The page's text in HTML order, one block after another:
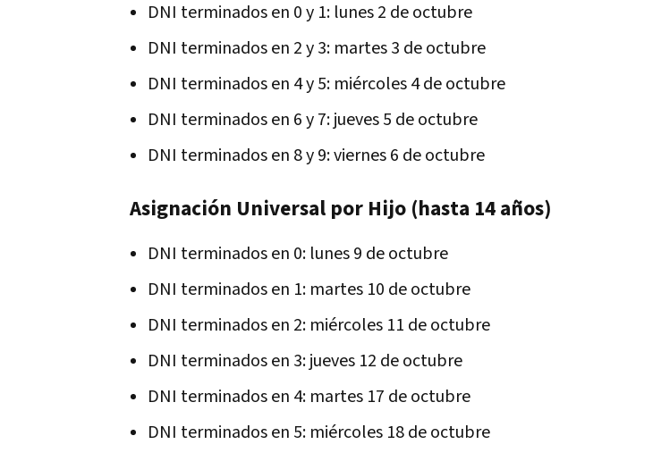
DNI terminados en 0 y 1: lunes 2 de octubre
DNI terminados en 2 y 3: martes 3 de octubre
DNI terminados en 4 y 5: miércoles 4 de octubre
DNI terminados en 6 y 7: jueves 5 de octubre
DNI terminados en 8 y 9: viernes 6 de octubre
Asignación Universal por Hijo (hasta 14 años)
DNI terminados en 0: lunes 9 de octubre
DNI terminados en 1: martes 10 de octubre
DNI terminados en 2: miércoles 11 de octubre
DNI terminados en 3: jueves 12 de octubre
DNI terminados en 4: martes 17 de octubre
DNI terminados en 5: miércoles 18 de octubre